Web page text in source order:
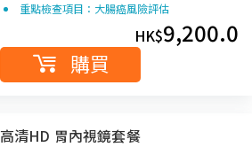
重點檢查項目：大腸癌風險評估
HK$9,200.0
購買
高清HD 胃內視鏡套餐